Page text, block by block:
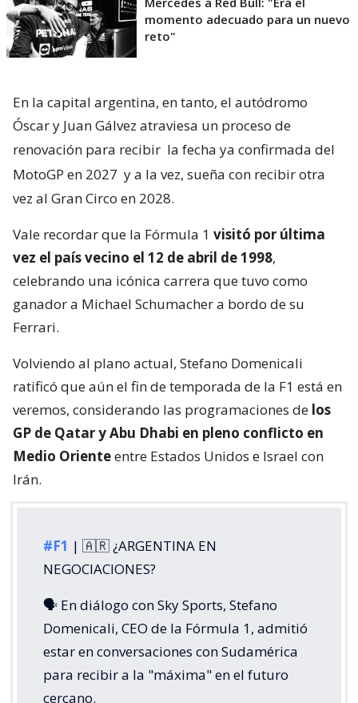
momento adecuado para un nuevo
reto"
En la capital argentina, en tanto, el autódromo
Óscar y Juan Gálvez atraviesa un proceso de
renovación para recibir la fecha ya confirmada del
MotoGP en 2027 y a la vez, sueña con recibir otra
vez al Gran Circo en 2028.
Vale recordar que la Fórmula 1 visitó por última
vez el país vecino el 12 de abril de 1998,
celebrando una icónica carrera que tuvo como
ganador a Michael Schumacher a bordo de su
Ferrari.
Volviendo al plano actual, Stefano Domenicali
ratificó que aún el fin de temporada de la F1 está en
veremos, considerando las programaciones de los
GP de Qatar y Abu Dhabi en pleno conflicto en
Medio Orienteentre Estados Unidos e Israel con
Irán.
#F1 | 🇦🇷 ¿ARGENTINA EN
NEGOCIACIONES?
🗣️ En diálogo con Sky Sports, Stefano
Domenicali, CEO de la Fórmula 1, admitió
estar en conversaciones con Sudamérica
para recibir a la "máxima" en el futuro
cercano.